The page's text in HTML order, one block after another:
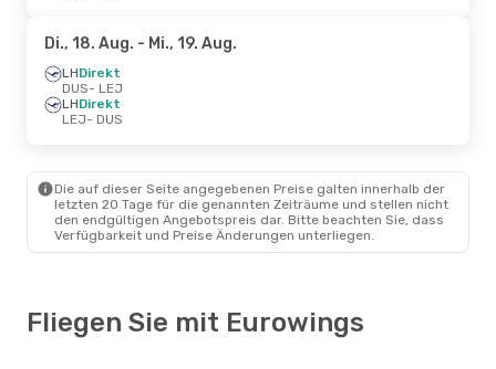
Di., 18. Aug. - Mi., 19. Aug.
LHDirekt
DUS- LEJ
LHDirekt
LEJ- DUS
Die auf dieser Seite angegebenen Preise galten innerhalb der
letzten 20 Tage für die genannten Zeiträume und stellen nicht
den endgültigen Angebotspreis dar. Bitte beachten Sie, dass
Verfügbarkeit und Preise Änderungen unterliegen.
Fliegen Sie mit Eurowings